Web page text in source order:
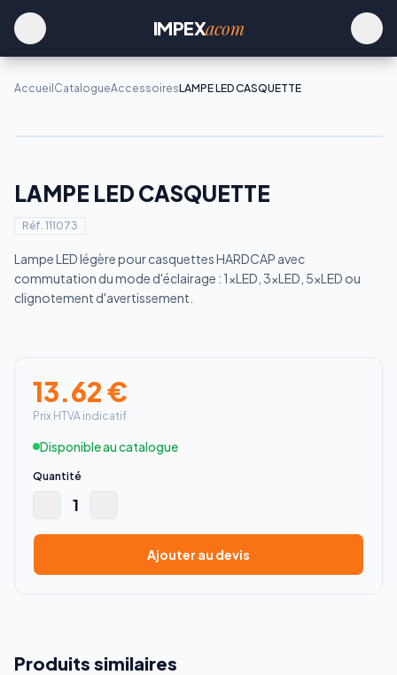
IMPEXacom
Accueil CatalogueAccessoiresLAMPE LED CASQUETTE
LAMPE LED CASQUETTE
Réf. 111073
Lampe LED légère pour casquettes HARDCAP avec
commutation du mode d'éclairage : 1xLED, 3xLED, 5xLED ou
clignotement d'avertissement.
13.62€
Prix HTVA indicatif
Disponible au catalogue
Quantité
1
Ajouter au devis
Produits similaires